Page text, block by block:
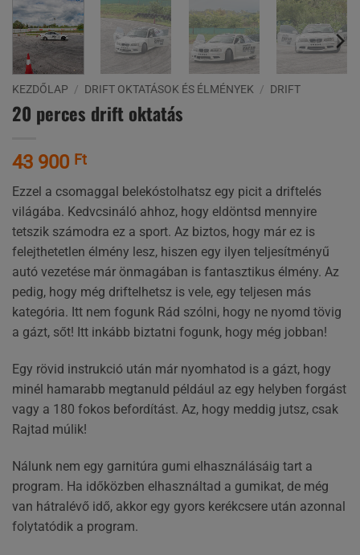
KEZDŐLAP / DRIFT OKTATÁSOK ÉS ÉLMÉNYEK / DRIFT
20 perces drift oktatás
43 900 Ft
Ezzel a csomaggal belekóstolhatsz egy picit a driftelés
világába. Kedvcsináló ahhoz, hogy eldöntsd mennyire
tetszik számodra ez a sport. Az biztos, hogy már ez is
felejthetetlen élmény lesz, hiszen egy ilyen teljesítményű
autó vezetése már önmagában is fantasztikus élmény. Az
pedig, hogy még driftelhetsz is vele, egy teljesen más
kategória. Itt nem fogunk Rád szólni, hogy ne nyomd tövig
a gázt, sőt! Itt inkább biztatni fogunk, hogy még jobban!
Egy rövid instrukció után már nyomhatod is a gázt, hogy
minél hamarabb megtanuld például az egy helyben forgást
vagy a 180 fokos befordítást. Az, hogy meddig jutsz, csak
Rajtad múlik!
Nálunk nem egy garnitúra gumi elhasználásáig tart a
program. Ha időközben elhasználtad a gumikat, de még
van hátralévő idő, akkor egy gyors kerékcsere után azonnal
folytatódik a program.